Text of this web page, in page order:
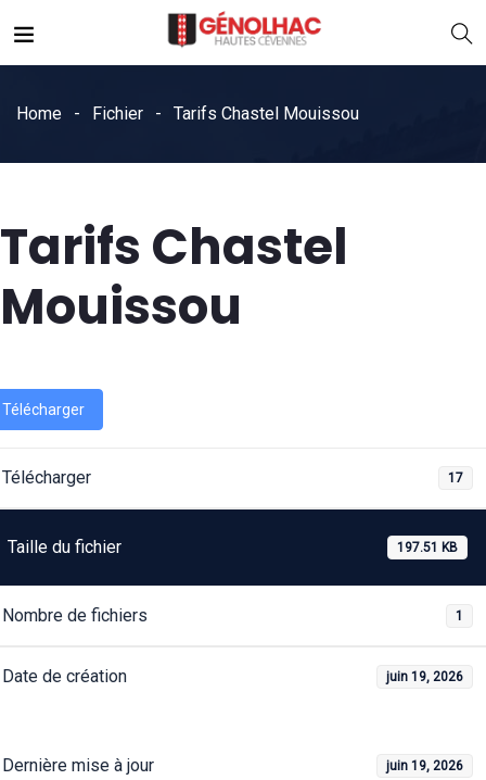
Home Fichier Tarifs Chastel Mouissou
Tarifs Chastel
Mouissou
Télécharger
Télécharger 17
Taille du fichier 197.51 KB
Nombre de fichiers 1
Date de création juin 19, 2026
Dernière mise à jour juin 19, 2026